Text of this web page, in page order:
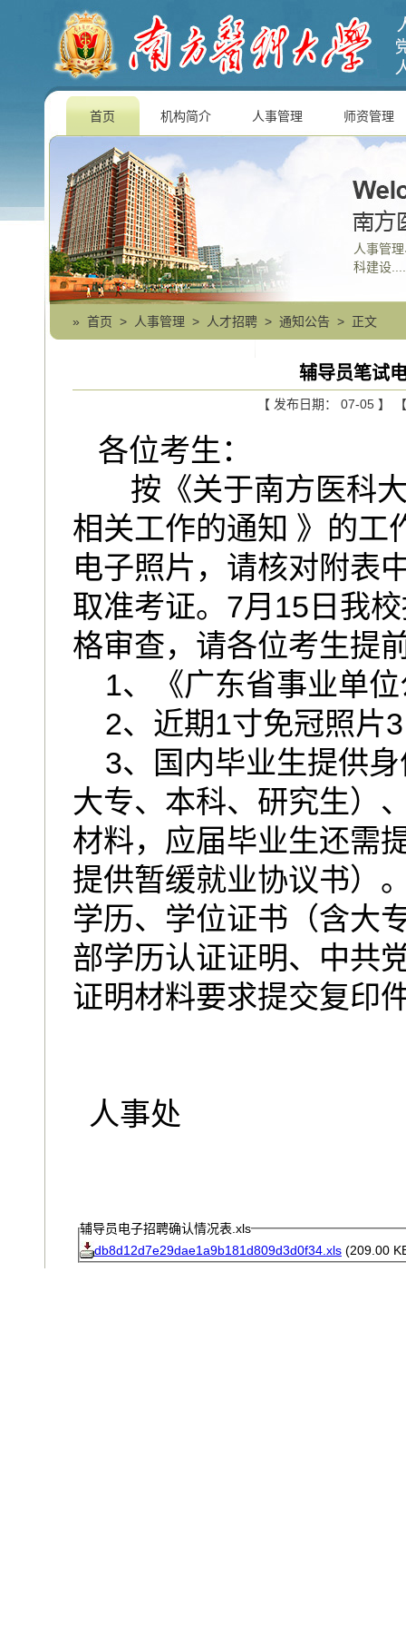
首页 机构简介 人事管理 师资管理
人事管
科建设
» 首页 > 人事管理 > 人才招聘 > 通知公告 > 正文
辅导员笔试
【 发布日期： 07-05 】
各位考生：
按《关于南方医科
相关工作的通知 》的工
电子照片，请核对附表
取准考证。7月15日我
格审查，请各位考生提
1、《广东省事业单位
2、近期1寸免冠照片
3、国内毕业生提供身
大专、本科、研究生）
材料，应届毕业生还需
提供暂缓就业协议书）
学历、学位证书（含大
部学历认证证明、中共
证明材料要求提交复印
人事处
辅导员电子招聘确认情况表.xls
db8d12d7e29dae1a9b181d809d3d0f34.xls (209.00